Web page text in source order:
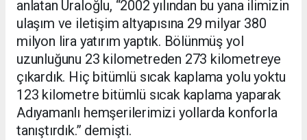
anlatan Uraloğlu, “2002 yılından bu yana ilimizin
ulaşım ve iletişim altyapısına 29 milyar 380
milyon lira yatırım yaptık. Bölünmüş yol
uzunluğunu 23 kilometreden 273 kilometreye
çıkardık. Hiç bitümlü sıcak kaplama yolu yoktu
123 kilometre bitümlü sıcak kaplama yaparak
Adıyamanlı hemşerilerimizi yollarda konforla
tanıştırdık.” demişti.